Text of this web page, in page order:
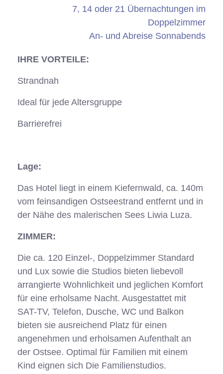
7, 14 oder 21 Übernachtungen im
Doppelzimmer
An- und Abreise Sonnabends
IHRE VORTEILE:
Strandnah
Ideal für jede Altersgruppe
Barrierefrei
Lage:
Das Hotel liegt in einem Kiefernwald, ca. 140m
vom feinsandigen Ostseestrand entfernt und in
der Nähe des malerischen Sees Liwia Luza.
ZIMMER:
Die ca. 120 Einzel-, Doppelzimmer Standard
und Lux sowie die Studios bieten liebevoll
arrangierte Wohnlichkeit und jeglichen Komfort
für eine erholsame Nacht. Ausgestattet mit
SAT-TV, Telefon, Dusche, WC und Balkon
bieten sie ausreichend Platz für einen
angenehmen und erholsamen Aufenthalt an
der Ostsee. Optimal für Familien mit einem
Kind eignen sich Die Familienstudios.